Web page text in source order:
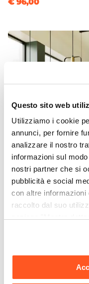
Questo sito web
Utilizziamo i cookie
annunci, per fornire
analizzare il nostro
informazioni sul
nostri partner che si
pubblicità e social
con altre informazioni
raccolto dal suo
momento. Per
Blu petrolio
Impilabile
SM-88N
Lampada a sospensione
88,5 cm in metallo nero
oro
€ 117,00